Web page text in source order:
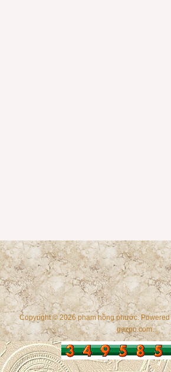
Copyright © 2026 phạm hồng phước.
gazpo.com.